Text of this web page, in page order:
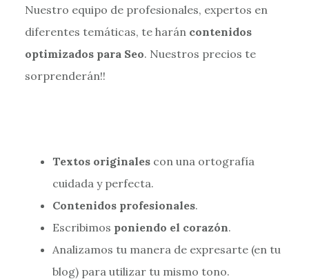
Nuestro equipo de profesionales, expertos en
diferentes temáticas, te harán contenidos
optimizados para Seo. Nuestros precios te
sorprenderán!!
Textos originalescon una ortografía
cuidada y perfecta.
Contenidos profesionales.
Escribimos poniendo el corazón.
Analizamos tu manera de expresarte (en tu
blog) para utilizar tu mismo tono.